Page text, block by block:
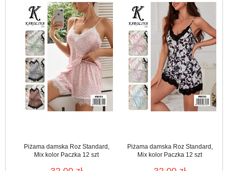
Piżama damska Roz Standard,
Mix kolor Paczka 12 szt
Piżama damska Roz Standard,
Mix kolor Paczka 12 szt